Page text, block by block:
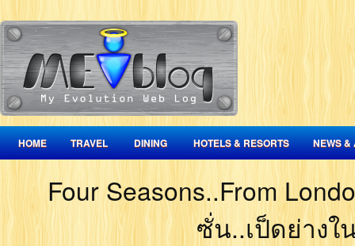
HOME TRAVEL DINING HOTELS & RESORTS NEWS &
Four Seasons..From
ซั่น..เป็ดย่าง